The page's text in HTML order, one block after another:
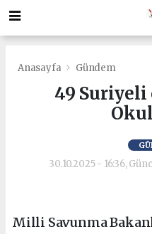
Anasayfa Gündem
49 Suriyeli
30.10.2025 - 16:36,
Milli Savunma